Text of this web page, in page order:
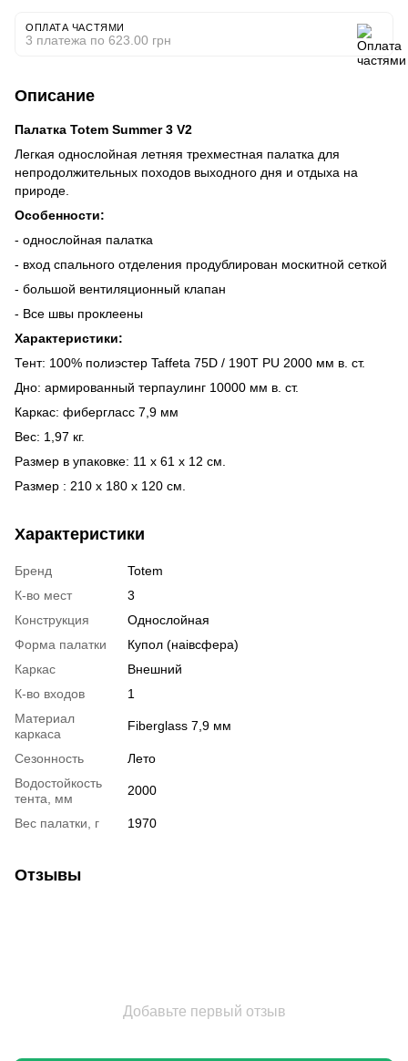
ОПЛАТА ЧАСТЯМИ
3 платежа по 623.00 грн
Описание
Палатка Totem Summer 3 V2
Легкая однослойная летняя трехместная палатка для
непродолжительных походов выходного дня и отдыха на
природе.
Особенности:
- однослойная палатка
- вход спального отделения продублирован москитной сеткой
- большой вентиляционный клапан
- Все швы проклеены
Характеристики:
Тент: 100% полиэстер Taffeta 75D / 190T PU 2000 мм в. ст.
Дно: армированный терпаулинг 10000 мм в. ст.
Каркас: фибергласс 7,9 мм
Вес: 1,97 кг.
Размер в упаковке: 11 x 61 x 12 см.
Размер : 210 х 180 х 120 см.
Характеристики
Бренд
Totem
К-во мест
3
Конструкция
Однослойная
Форма палатки
Купол (наівсфера)
Каркас
Внешний
К-во входов
1
Материал
каркаса
Fiberglass 7,9 мм
Сезонность
Лето
Водостойкость
тента, мм
2000
Вес палатки, г 1970
Отзывы
Добавьте первый отзыв